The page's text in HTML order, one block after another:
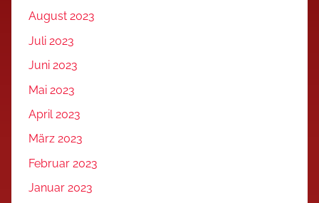
August 2023
Juli 2023
Juni 2023
Mai 2023
April 2023
März 2023
Februar 2023
Januar 2023